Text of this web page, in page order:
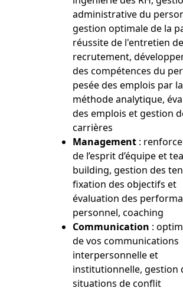
administrative du
gestion optimale de la
réussite de l'entretien de
recrutement,
des compétences du
pesée des emplois par la
méthode analytique,
des emplois et gestion
carrières
Management :
de l’esprit d’équipe et
building, gestion des
fixation des objectifs et
évaluation des
personnel, coaching
Communication :
de vos communications
interpersonnelle et
institutionnelle, gestion
situations de conflit